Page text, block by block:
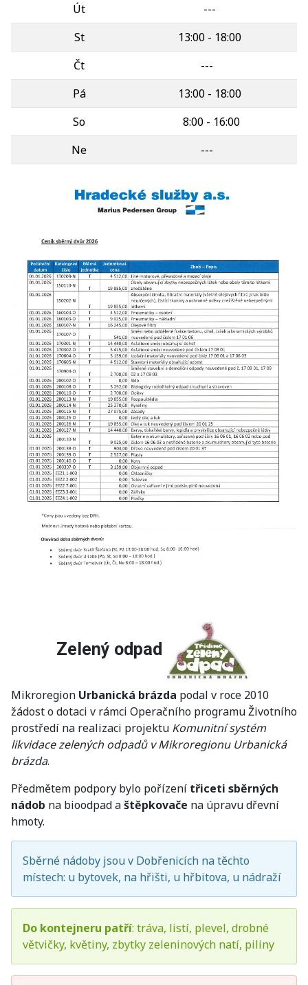
Út
---
St
13:00 - 18:00
Čt
---
Pá
13:00 - 18:00
So
8:00 - 16:00
Ne
---
Zelený odpad
Mikroregion Urbanická brázda podal v roce 2010
žádost o dotaci v rámci Operačního programu Životního
prostředí na realizaci projektu Komunitní systém
likvidace zelených odpadů v Mikroregionu Urbanická
brázda.
Předmětem podpory bylo pořízení třiceti sběrných
nádob na bioodpad aštěpkovače na úpravu dřevní
hmoty.
Sběrné nádoby jsou v Dobřenicích na těchto
místech: u bytovek, na hřišti, u hřbitova, u nádraží
Do kontejneru patří: tráva, listí, plevel, drobné
větvičky, květiny, zbytky zeleninových natí, piliny